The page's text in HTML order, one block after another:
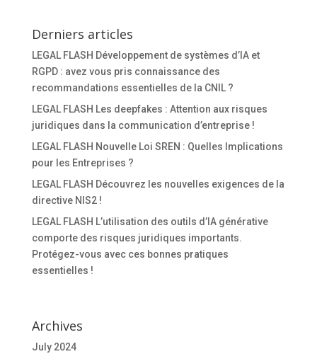
Derniers articles
LEGAL FLASH Développement de systèmes d’IA et
RGPD : avez vous pris connaissance des
recommandations essentielles de la CNIL ?
LEGAL FLASH Les deepfakes : Attention aux risques
juridiques dans la communication d’entreprise !
LEGAL FLASH Nouvelle Loi SREN : Quelles Implications
pour les Entreprises ?
LEGAL FLASH Découvrez les nouvelles exigences de la
directive NIS2 !
LEGAL FLASH L’utilisation des outils d’IA générative
comporte des risques juridiques importants.
Protégez-vous avec ces bonnes pratiques
essentielles !
Archives
July 2024